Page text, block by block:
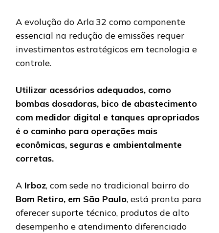
A evolução do Arla 32 como componente
essencial na redução de emissões requer
investimentos estratégicos em tecnologia e
controle.
Utilizar acessórios adequados, como
bombas dosadoras, bico de abastecimento
com medidor digital e tanques apropriados
é o caminho para operações mais
econômicas, seguras e ambientalmente
corretas.
A Irboz, com sede no tradicional bairro do
Bom Retiro, em São Paulo, está pronta para
oferecer suporte técnico, produtos de alto
desempenho e atendimento diferenciado